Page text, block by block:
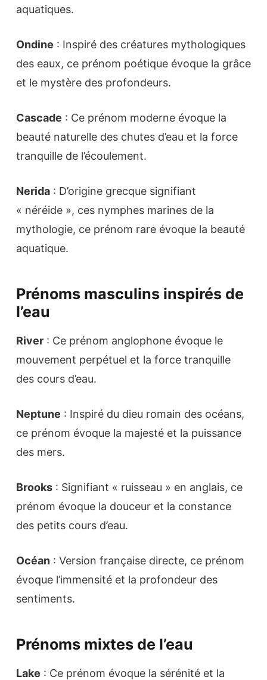
aquatiques.
Ondine : Inspiré des créatures mythologiques
des eaux, ce prénom poétique évoque la grâce
et le mystère des profondeurs.
Cascade : Ce prénom moderne évoque la
beauté naturelle des chutes d’eau et la force
tranquille de l’écoulement.
Nerida : D’origine grecque signifiant
« néréide », ces nymphes marines de la
mythologie, ce prénom rare évoque la beauté
aquatique.
Prénoms masculins inspirés de
l’eau
River : Ce prénom anglophone évoque le
mouvement perpétuel et la force tranquille
des cours d’eau.
Neptune : Inspiré du dieu romain des océans,
ce prénom évoque la majesté et la puissance
des mers.
Brooks : Signifiant « ruisseau » en anglais, ce
prénom évoque la douceur et la constance
des petits cours d’eau.
Océan : Version française directe, ce prénom
évoque l’immensité et la profondeur des
sentiments.
Prénoms mixtes de l’eau
Lake : Ce prénom évoque la sérénité et la